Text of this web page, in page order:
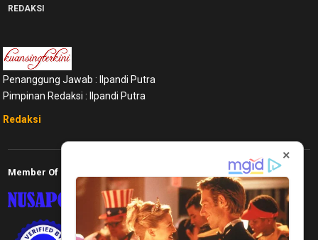
REDAKSI
Penanggung Jawab : Ilpandi Putra
Pimpinan Redaksi : Ilpandi Putra
Redaksi
Member Of
×